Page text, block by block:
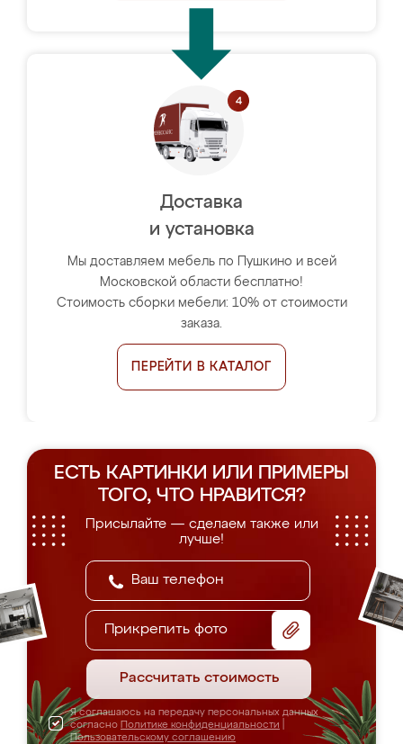
Доставка
и установка
Мы доставляем мебель по Пушкино и всей
Московской области бесплатно!
Стоимость сборки мебели: 10% от стоимости
заказа.
ПЕРЕЙТИ В КАТАЛОГ
ЕСТЬ КАРТИНКИ ИЛИ ПРИМЕРЫ
ТОГО, ЧТО НРАВИТСЯ?
Присылайте — сделаем также или
лучше!
Прикрепить фото
Рассчитать стоимость
Я соглашаюсь на передачу персональных данных
согласно Политике конфиденциальности
Пользовательскому соглашению